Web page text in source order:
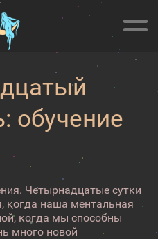
обучение
Четырнадцатые сутки
когда наша ментальная
когда мы способны
много новой